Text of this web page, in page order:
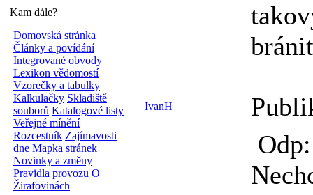
Kam dále?
Domovská stránka
Články a povídání
Integrované obvody
Lexikon vědomostí
Vzorečky a tabulky
Kalkulačky Skladiště
souborů Katalogové listy
Veřejné mínění
Rozcestník Zajímavosti
dne Mapka stránek
Novinky a změny
Pravidla provozu O
Žirafovinách
IvanH